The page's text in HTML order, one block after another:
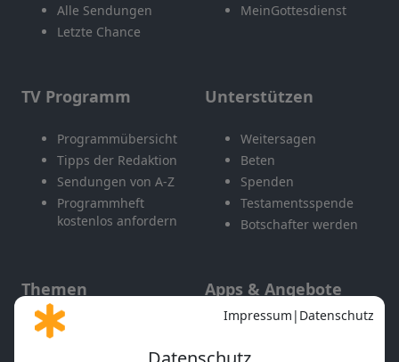
Alle Sendungen
Letzte Chance
MeinGottesdienst
TV Programm
Programmübersicht
Tipps der Redaktion
Sendungen von A-Z
Programmheft
kostenlos anfordern
Unterstützen
Weitersagen
Beten
Spenden
Testamentsspende
Botschafter werden
Themen
Gott und Bibel erklärt
Apps & Angebote
Mobile App